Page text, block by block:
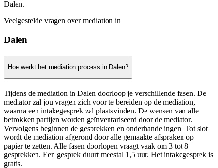
Dalen.
Veelgestelde vragen over mediation in
Dalen
Hoe werkt het mediation process in Dalen?
Tijdens de mediation in Dalen doorloop je verschillende fasen. De
mediator zal jou vragen zich voor te bereiden op de mediation,
waarna een intakegesprek zal plaatsvinden. De wensen van alle
betrokken partijen worden geïnventariseerd door de mediator.
Vervolgens beginnen de gesprekken en onderhandelingen. Tot slot
wordt de mediation afgerond door alle gemaakte afspraken op
papier te zetten. Alle fasen doorlopen vraagt vaak om 3 tot 8
gesprekken. Een gesprek duurt meestal 1,5 uur. Het intakegesprek is
gratis.